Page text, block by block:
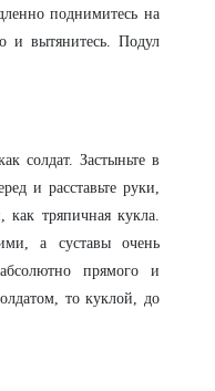
поднимитесь на
и вытянитесь. Подул
солдат. Застыньте в
и расставьте руки,
тряпичная кукла.
а суставы очень
прямого и
то куклой, до